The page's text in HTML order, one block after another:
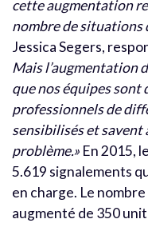
cette augmentation
nombre de situations
Jessica Segers,
Mais l’augmentation
que nos équipes sont
professionnels de
sensibilisés et savent
problème.» En 2015,
5.619 signalements
en charge. Le
augmenté de 350